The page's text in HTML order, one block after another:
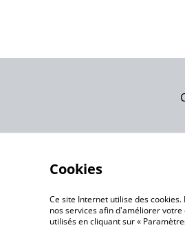
©2026 Gemme Celeste
Cookies
Ce site Internet utilise des
nos services afin d'améliorer
utilisés en cliquant sur «